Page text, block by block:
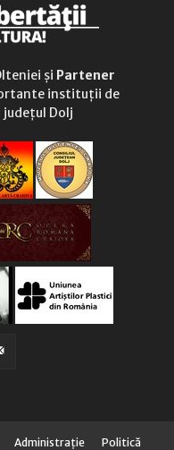
și Partener
instituții de
județul Dolj
Administraţie Politică